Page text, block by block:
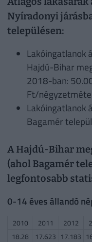
Nyíradonyi
településen:
Lakóingatlanok
Hajdú-Bihar
2018-ban:
Ft/
Lakóingatlanok
Bagamér
A Hajdú-Bihar
(ahol Bagamér
legfontosabb
0-14 éves állandó
2010 2011 2012
18.28
17.623 17.183